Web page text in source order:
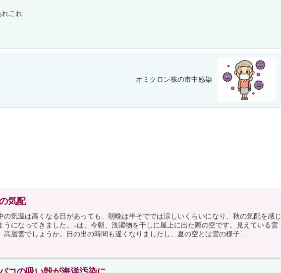
れこれ
オミクロン株の市中感染
気配
の気温は高くなる日があっても、朝晩は半そででは涼しいくらいになり、秋の気配を感じ
うになってきました。↓は、今朝、洗濯物を干しに屋上に出た際の空です。見えている雲
高層雲でしょうか。日の出の時間も遅くなりましたし、夏の空とは雲の様子...